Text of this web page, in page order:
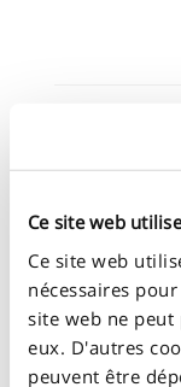
Ce site web
Ce site web
nécessaires
site web ne
eux. D'autres
peuvent être